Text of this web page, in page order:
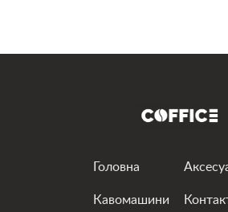
Наши аппараты премиум-класса
бариста, который работает в
Кофемашина напрокат – всегда
Существуют ли ситуации, в
Головна
Кавомашини